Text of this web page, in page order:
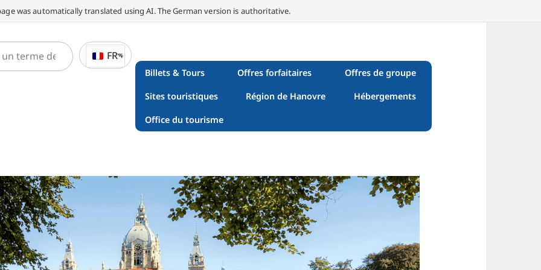
was automatically translated using AI. The German version is authoritative.
FR
Billets & Tours Offres forfaitaires Offres de groupe
Sites touristiques Région de Hanovre Hébergements
Office du tourisme